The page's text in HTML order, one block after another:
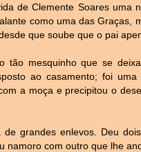
de Clemente Soares uma
como uma das Graças,
que soube que o pai
tão mesquinho que se
ao casamento; foi
a moça e precipitou o
grandes enlevos. Deu
namoro com outro que lhe